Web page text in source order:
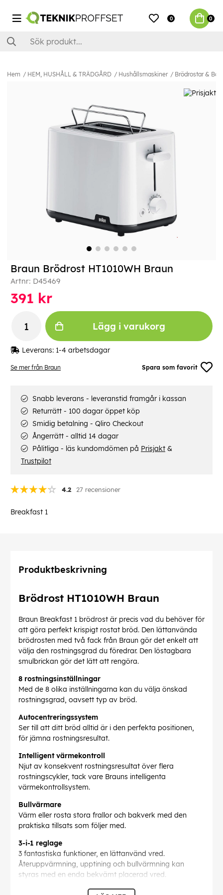
0 0
Hem HEM, HUSHÅLL & TRÄDGÅRD Hushållsmaskiner Brödrostar &
Se mer från Braun Spara som favorit
Braun Brödrost HT1010WH Braun
Artnr: D45469
4.2 27 recensioner
Breakfast 1
391 kr
Lägg i varukorg
Leverans: 1-4 arbetsdagar
Snabb leverans - leveranstid framgår i kassan
Returrätt - 100 dagar öppet köp
Smidig betalning - Qliro Checkout
Ångerrätt - alltid 14 dagar
Pålitliga - läs kundomdömen på Prisjakt &
Trustpilot
Produktbeskrivning
Brödrost HT1010WH Braun
Braun Breakfast 1 brödrost är precis vad du behöver för
att göra perfekt krispigt rostat bröd. Den lättanvända
brödrosten med två fack från Braun gör det enkelt att
välja den rostningsgrad du föredrar. Den löstagbara
smulbrickan gör det lätt att rengöra.
8 rostningsinställningar
Med de 8 olika inställningarna kan du välja önskad
rostningsgrad, oavsett typ av bröd.
Autocentreringssystem
Ser till att ditt bröd alltid är i den perfekta positionen,
för jämna rostningsresultat.
Intelligent värmekontroll
Njut av konsekvent rostningsresultat över flera
rostningscykler, tack vare Brauns intelligenta
värmekontrollsystem.
Bullvärmare
Värm eller rosta stora frallor och bakverk med den
praktiska tillsats som följer med.
3-i-1 reglage
3 fantastiska funktioner, en lättanvänd vred.
Återuppvärmning, upptining och bullvärmning kan
styras med en enda bekvämt placerad vred.